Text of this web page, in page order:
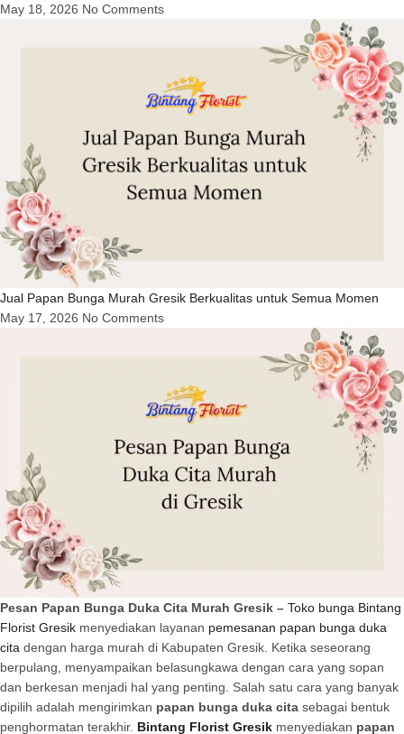
May 18, 2026 No Comments
Jual Papan Bunga Murah Gresik Berkualitas untuk Semua Momen
May 17, 2026 No Comments
Pesan Papan Bunga Duka Cita Murah Gresik – Toko bunga Bintang
Florist Gresik menyediakan layanan pemesanan papan bunga duka
cita dengan harga murah di Kabupaten Gresik. Ketika seseorang
berpulang, menyampaikan belasungkawa dengan cara yang sopan
dan berkesan menjadi hal yang penting. Salah satu cara yang banyak
dipilih adalah mengirimkan papan bunga duka cita sebagai bentuk
penghormatan terakhir. Bintang Florist Gresik menyediakan papan